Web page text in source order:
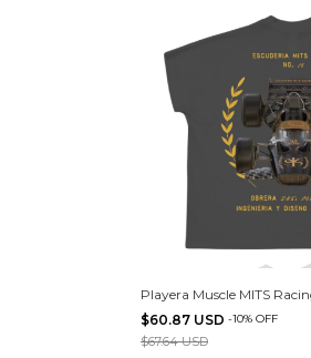
Playera Muscle MITS
$60.87 USD -10% OFF
$67.64 USD